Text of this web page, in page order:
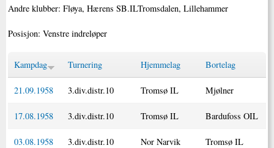
Andre klubber: Fløya, Hærens SB.ILTromsdalen, Lillehammer
Posisjon: Venstre indreløper
Kampdag Turnering Hjemmelag Bortelag
21.09.1958 3.div.distr.10 Tromsø IL Mjølner
17.08.1958 3.div.distr.10 Tromsø IL Bardufoss OIL
03.08.1958 3.div.distr.10 Nor Narvik Tromsø IL